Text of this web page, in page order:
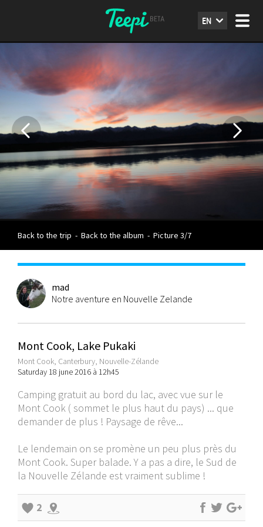
EN
Back to the trip - Back to the album - Picture 3/7
mad
Notre aventure en Nouvelle Zelande
Mont Cook, Lake Pukaki
Mont Cook, Canterbury, Nouvelle-Zélande
Saturday 18 june 2016 à 12h45
Camping gratuit au bord du lac, avec vue sur le
Mont Cook ( sommet le plus haut du pays) ... que
demander de plus ! Paysage de rêve...
Le lendemain on se promène un peu plus près du
Mont Cook. Super balade. Y a pas a dire, le Sud de
la Nouvelle Zélande est vraiment sublime !
2